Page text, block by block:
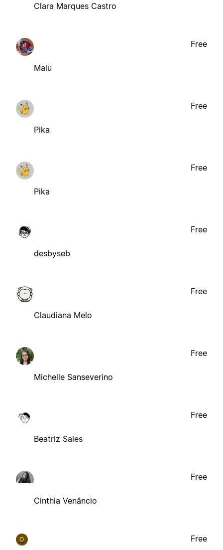
Clara Marques Castro
Malu
Free
Pika
Free
Pika
Free
desbyseb
Free
Claudiana Melo
Free
Michelle Sanseverino
Free
Beatriz Sales
Free
Cinthia Venâncio
Free
O Free